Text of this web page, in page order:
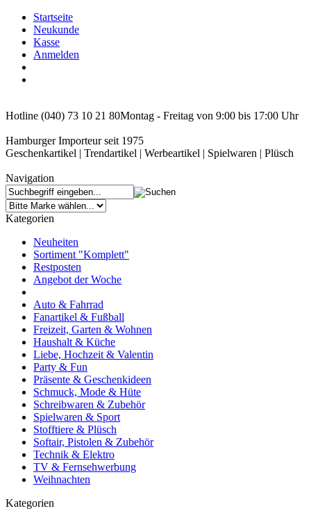
Startseite
Neukunde
Kasse
Anmelden
Hotline (040) 73 10 21 80Montag - Freitag von 9:00 bis 17:00 Uhr
Hamburger Importeur seit 1975
Geschenkartikel | Trendartikel | Werbeartikel | Spielwaren | Plüsch
Navigation
Kategorien
Neuheiten
Sortiment "Komplett"
Restposten
Angebot der Woche
Auto & Fahrrad
Fanartikel & Fußball
Freizeit, Garten & Wohnen
Haushalt & Küche
Liebe, Hochzeit & Valentin
Party & Fun
Präsente & Geschenkideen
Schmuck, Mode & Hüte
Schreibwaren & Zubehör
Spielwaren & Sport
Stofftiere & Plüsch
Softair, Pistolen & Zubehör
Technik & Elektro
TV & Fernsehwerbung
Weihnachten
Kategorien